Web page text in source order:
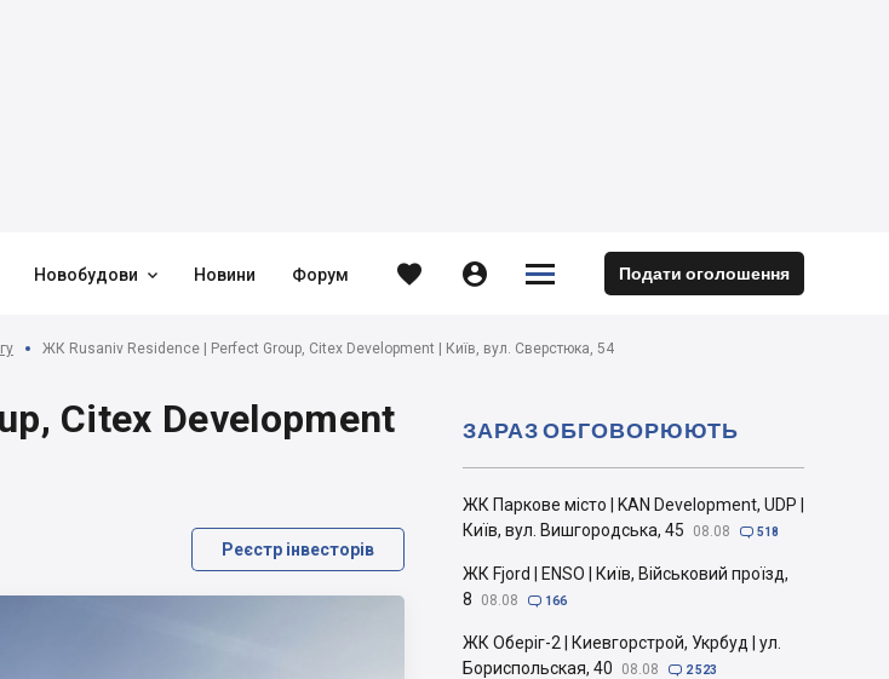
Новобудови  Новини Форум   

 Подати оголошення
ЖК Rusaniv Residence | Perfect Group, Citex Development | Київ, вул. Сверстюка, 54
Citex Development
Реєстр інвесторів
ЖК Паркове місто | KAN Development, UDP |
Київ, вул. Вишгородська, 45
08.08  518
ЖК Fjord | ENSO | Київ, Військовий проїзд,
8
08.08  166
ЖК Оберіг-2 | Киевгорстрой, Укрбуд | ул.
Бориспольская, 40
08.08  2 523
ЗАРАЗ ОБГОВОРЮЮТЬ